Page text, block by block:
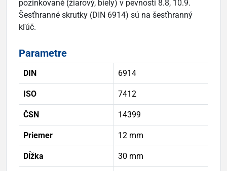
pozinkované (žiarový, biely) v pevnosti 8.8, 10.9.
Šesťhranné skrutky (DIN 6914) sú na šesťhranný
kľúč.
Parametre
DIN 6914
ISO 7412
ČSN 14399
Priemer 12 mm
Dĺžka 30 mm